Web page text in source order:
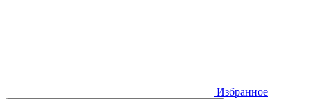
Избранное